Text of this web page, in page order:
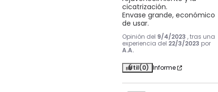
cicatrización.
Envase grande, económico
de usar.
Opinión del 9/4/2023 , tras una
experiencia del 22/3/2023 por
A.A.
Útil(0) Informe